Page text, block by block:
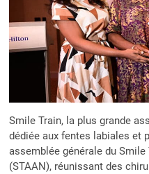
Smile Train, la plus grande
dédiée aux fentes labiales et
assemblée générale du
(STAAN), réunissant des